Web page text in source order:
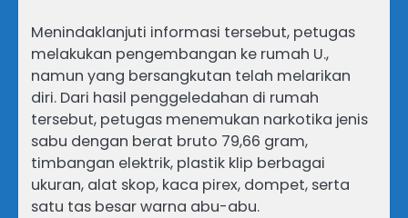
Menindaklanjuti informasi tersebut, petugas
melakukan pengembangan ke rumah U.,
namun yang bersangkutan telah melarikan
diri. Dari hasil penggeledahan di rumah
tersebut, petugas menemukan narkotika jenis
sabu dengan berat bruto 79,66 gram,
timbangan elektrik, plastik klip berbagai
ukuran, alat skop, kaca pirex, dompet, serta
satu tas besar warna abu-abu.